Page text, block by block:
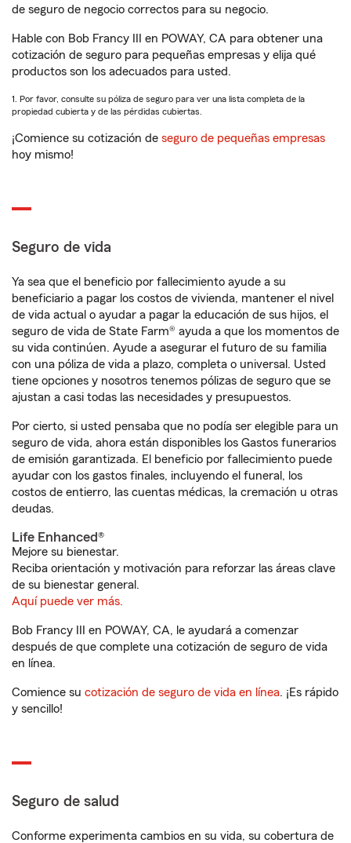
de seguro de negocio correctos para su negocio.
Hable con Bob Francy III en POWAY, CA para obtener una
cotización de seguro para pequeñas empresas y elija qué
productos son los adecuados para usted.
1. Por favor, consulte su póliza de seguro para ver una lista completa de la
propiedad cubierta y de las pérdidas cubiertas.
¡Comience su cotización de seguro de pequeñas empresas
hoy mismo!
Seguro de vida
Ya sea que el beneficio por fallecimiento ayude a su
beneficiario a pagar los costos de vivienda, mantener el nivel
de vida actual o ayudar a pagar la educación de sus hijos, el
seguro de vida de State Farm® ayuda a que los momentos de
su vida continúen. Ayude a asegurar el futuro de su familia
con una póliza de vida a plazo, completa o universal. Usted
tiene opciones y nosotros tenemos pólizas de seguro que se
ajustan a casi todas las necesidades y presupuestos.
Por cierto, si usted pensaba que no podía ser elegible para un
seguro de vida, ahora están disponibles los Gastos funerarios
de emisión garantizada. El beneficio por fallecimiento puede
ayudar con los gastos finales, incluyendo el funeral, los
costos de entierro, las cuentas médicas, la cremación u otras
deudas.
Life Enhanced®
Mejore su bienestar.
Reciba orientación y motivación para reforzar las áreas clave
de su bienestar general.
Aquí puede ver más.
Bob Francy III en POWAY, CA, le ayudará a comenzar
después de que complete una cotización de seguro de vida
en línea.
Comience su cotización de seguro de vida en línea. ¡Es rápido
y sencillo!
Seguro de salud
Conforme experimenta cambios en su vida, su cobertura de